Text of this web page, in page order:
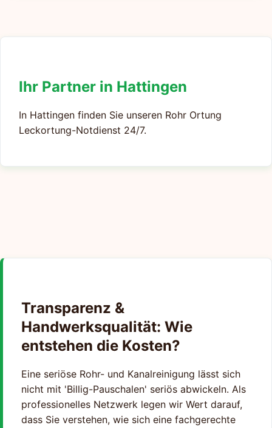
Ihr Partner in Hattingen
In Hattingen finden Sie unseren Rohr Ortung
Leckortung-Notdienst 24/7.
Transparenz &
Handwerksqualität: Wie
entstehen die Kosten?
Eine seriöse Rohr- und Kanalreinigung lässt sich
nicht mit 'Billig-Pauschalen' seriös abwickeln. Als
professionelles Netzwerk legen wir Wert darauf,
dass Sie verstehen, wie sich eine fachgerechte